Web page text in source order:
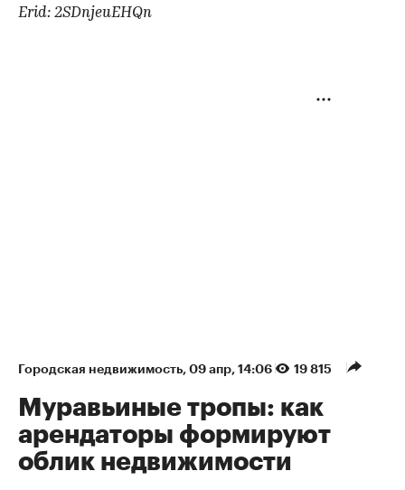
Erid: 2SDnjeuEHQn
Городская недвижимость 09 апр, 14:06 19 815
Муравьиные тропы: как
арендаторы формируют
облик недвижимости